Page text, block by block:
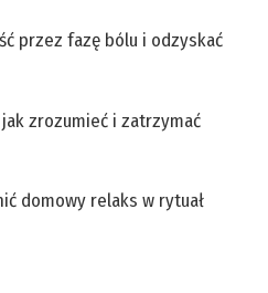
przez fazę bólu i odzyskać
zrozumieć i zatrzymać
domowy relaks w rytuał